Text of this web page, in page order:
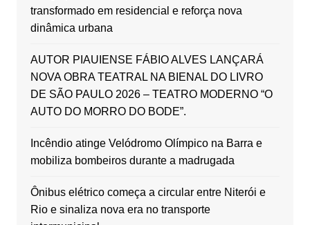
transformado em residencial e reforça nova
dinâmica urbana
AUTOR PIAUIENSE FÁBIO ALVES LANÇARÁ
NOVA OBRA TEATRAL NA BIENAL DO LIVRO
DE SÃO PAULO 2026 – TEATRO MODERNO “O
AUTO DO MORRO DO BODE”.
Incêndio atinge Velódromo Olímpico na Barra e
mobiliza bombeiros durante a madrugada
Ônibus elétrico começa a circular entre Niterói e
Rio e sinaliza nova era no transporte